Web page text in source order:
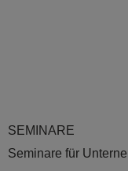
SE­MI­NA­RE
Seminare für